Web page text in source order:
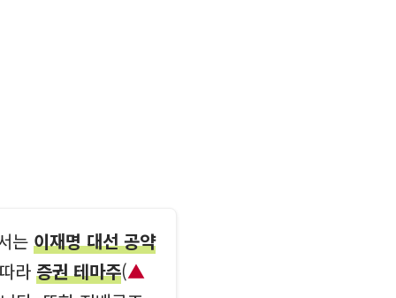
는이재명 대선 공약
라증권 테마주(